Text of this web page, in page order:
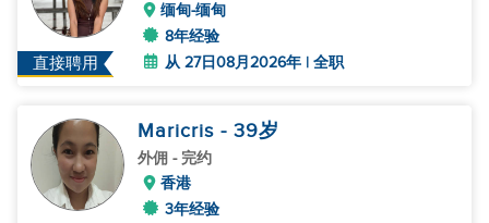
直接聘用
缅甸-缅甸
8年经验
从 27日08月2026年 | 全职
Maricris - 39岁
外佣 - 完约
香港
3年经验